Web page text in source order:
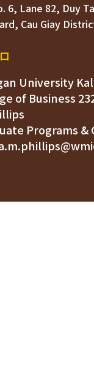
6, Lane 82, Duy
University
Programs